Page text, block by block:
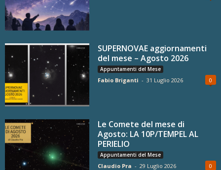
SUPERNOVAE aggiornamenti
del mese – Agosto 2026
Appuntamenti del Mese
Fabio Briganti - 31 Luglio 2026 0
Le Comete del mese di
Agosto: LA 10P/TEMPEL AL
PERIELIO
Appuntamenti del Mese
Claudio Pra - 29 Luglio 2026 0